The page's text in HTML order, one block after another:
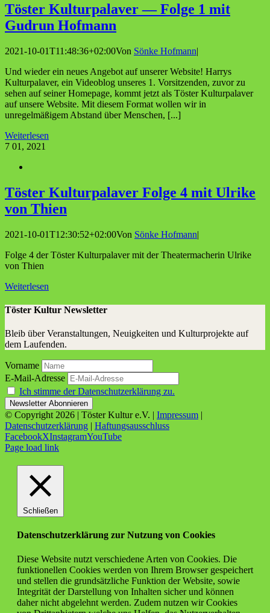
Tös­ter Kul­tur­pa­la­ver — Fol­ge 1 mit
Gud­run Hofmann
2021-10-01T11:48:36+02:00Von Sönke Hofmann|
Und wieder ein neues Angebot auf unserer Website! Harrys
Kulturpalaver, ein Videoblog unseres 1. Vorsitzenden, zuvor zu
sehen auf seiner Homepage, kommt jetzt als Töster Kulturpalaver
auf unsere Website. Mit diesem Format wollen wir in
unregelmäßigem Abstand über Menschen, [...]
Weiterlesen
7 01, 2021
Tös­ter Kul­tur­pa­la­ver Fol­ge 4 mit Ulri­ke
von Thien
2021-10-01T12:30:52+02:00Von Sönke Hofmann|
Folge 4 der Töster Kulturpalaver mit der Theatermacherin Ulrike
von Thien
Weiterlesen
Töster Kultur Newsletter
Bleib über Veranstaltungen, Neuigkeiten und Kulturprojekte auf
dem Laufenden.
Vorname
E-Mail-Adresse
Ich stimme der Datenschutzerklärung zu.
© Copyright 2026 | Töster Kultur e.V. | Impressum |
Datenschutzerklärung | Haftungsausschluss
FacebookXInstagramYouTube
Page load link
Schließen
Datenschutzerklärung zur Nutzung von Cookies
Diese Website nutzt verschiedene Arten von Cookies. Die
funktionellen Cookies werden von Ihrem Browser gespeichert
und stellen die grundsätzliche Funktion der Website, sowie
Integrität der Darstellung von Inhalten sicher und können
daher nicht abgelehnt werden. Zudem nutzen wir Cookies